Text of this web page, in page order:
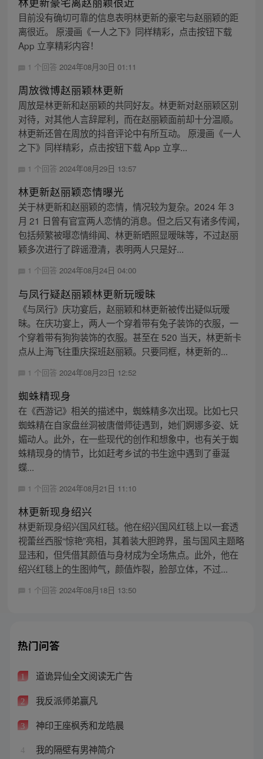
目前没有确切可靠的信息表明林更新的豪宅与赵丽颖的距
离很近。 原漫画《一人之下》同样精彩，点击按钮下载
App 立享精彩内容！
1 个回答 2024年08月30日 01:11
周放微博赵丽颖林更新
周放是林更新和赵丽颖的共同好友。林更新对赵丽颖区别
对待，对其他人言辞犀利，而在赵丽颖面前却十分温顺。
林更新还曾在周放的抖音评论中有所互动。 原漫画《一人
之下》同样精彩，点击按钮下载 App 立享...
1 个回答 2024年08月29日 13:57
林更新赵丽颖恋情曝光
关于林更新和赵丽颖的恋情，情况较为复杂。2024 年 3
月 21 日曾有官宣两人恋情的消息。但之后又有诸多传闻，
包括频繁被曝恋情绯闻、林更新晒照显暧昧等，不过赵丽
颖多次进行了辟谣澄清，表明两人只是好...
1 个回答 2024年08月24日 04:00
与凤行疑赵丽颖林更新玩暧昧
《与凤行》庆功宴后，赵丽颖和林更新被传出疑似玩暧
昧。在庆功宴上，两人一个穿着带有兔子装饰的衣服，一
个穿着带有狗狗装饰的衣服。甚至在 520 当天，林更新卡
点从上海飞往重庆探班赵丽颖。只要同框，林更新的...
1 个回答 2024年08月23日 12:52
蜘蛛精现身
在《西游记》相关的描述中，蜘蛛精多次出现。比如七只
蜘蛛精在自家盘丝洞被唐僧师徒遇到，她们婀娜多姿、妩
媚动人。此外，在一些现代的创作和想象中，也有关于蜘
蛛精现身的情节，比如赶考乡试的书生途中遇到了垂涎
蝶...
1 个回答 2024年08月21日 11:10
林更新现身绍兴
林更新现身绍兴国风红毯。他在绍兴国风红毯上以一套透
视蕾丝西服“惊艳”亮相，其着装大胆跨界，虽与国风主题略
显违和，但凭借其颜值与身材成为全场焦点。此外，他在
绍兴红毯上的生图帅气，颜值炸裂，脸部立体，不过...
1 个回答 2024年08月18日 13:50
热门问答
1 道诡异仙全文阅读无广告
2 我反派师弟赢凡
3 神印王座枫秀和龙皓晨
4 我的隔壁有男神简介